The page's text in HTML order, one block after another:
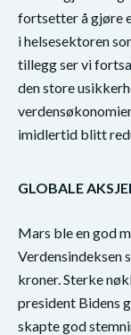
fortsetter å gjøre
i helsesektoren
tillegg ser vi
den store
imidlertid blitt
GLOBALE
Mars ble en god
Verdensindeksen
kroner. Sterke
president Bidens
skapte god